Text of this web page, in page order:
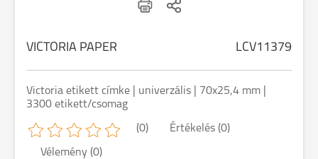
VICTORIA PAPER LCV11379
Victoria etikett címke | univerzális | 70x25,4 mm |
3300 etikett/csomag
(0) Értékelés (0)
Vélemény (0)